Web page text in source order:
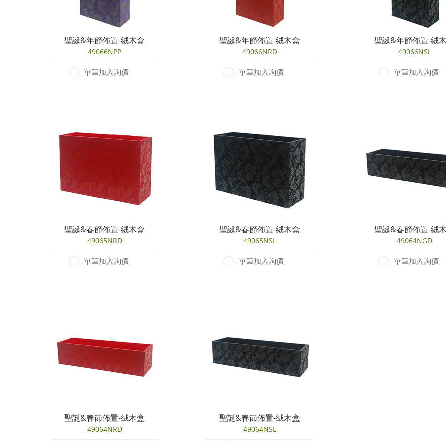
聖誕&年節佈置-絨木盒
49066NPP
單筆加入詢價
聖誕&年節佈置-絨木盒
49066NRD
單筆加入詢價
聖誕&年節佈置-絨
49066NSL
單筆加入詢價
聖誕&春節佈置-絨木盒
49065NRD
單筆加入詢價
聖誕&春節佈置-絨木盒
49065NSL
單筆加入詢價
聖誕&春節佈置-絨
49064NGD
單筆加入詢價
聖誕&春節佈置-絨木盒
49064NRD
聖誕&春節佈置-絨木盒
49064NSL